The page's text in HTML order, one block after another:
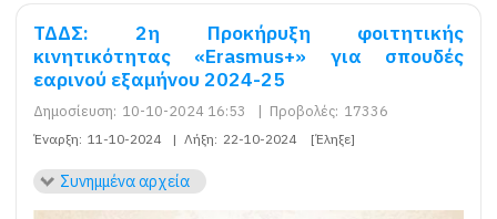
ΤΔΔΣ: 2η Προκήρυξη φοιτητικής
κινητικότητας «Erasmus+» για σπουδές
εαρινού εξαμήνου 2024-25
Δημοσίευση: 10-10-2024 16:53 | Προβολές: 17336
Έναρξη: 11-10-2024 | Λήξη: 22-10-2024 [Έληξε]
Συνημμένα αρχεία